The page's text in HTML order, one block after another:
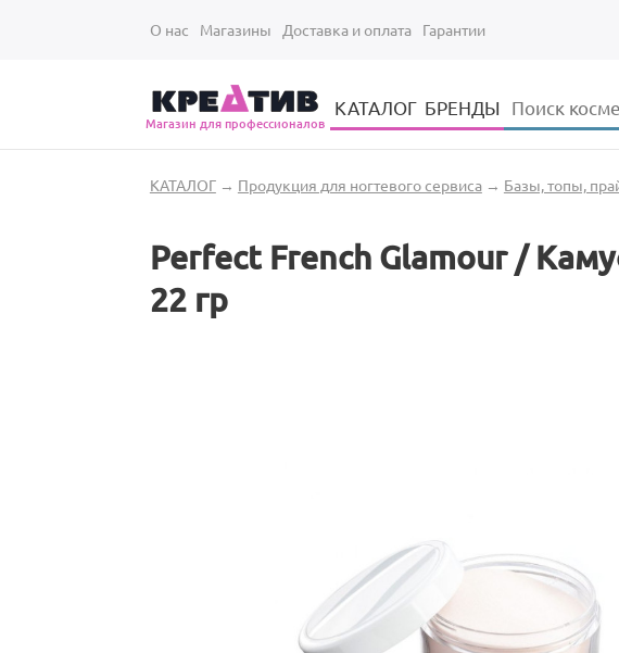
О нас Магазины Доставка и оплата Гарантии
Магазин для профессионалов
КАТАЛОГ БРЕНДЫ Форма
Поиск
Вы здесь
КАТАЛОГ→ Продукция для ногтевого сервиса→ Базы, топы,
Perfect French Glamour /
22 гр